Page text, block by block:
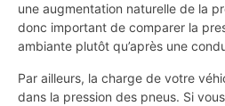
une augmentation naturelle de la
donc important de comparer la
ambiante plutôt qu’après une
Par ailleurs, la charge de votre
dans la pression des pneus. Si